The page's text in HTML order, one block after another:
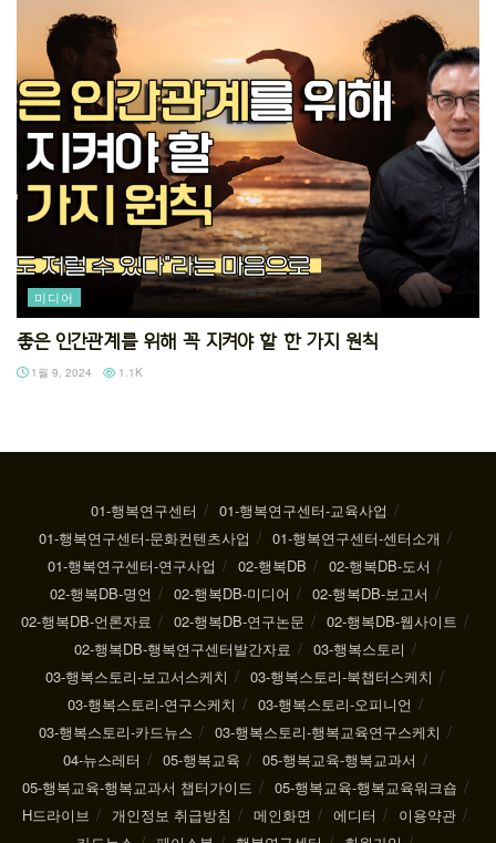
미디어
좋은 인간관계를 위해 꼭 지켜야 할 한 가지 원칙
1월 9, 2024 1.1K
01-행복연구센터
01-행복연구센터-교육사업
01-행복연구센터-문화컨텐츠사업
01-행복연구센터-센터소개
01-행복연구센터-연구사업
02-행복DB
02-행복DB-도서
02-행복DB-명언
02-행복DB-미디어
02-행복DB-보고서
02-행복DB-언론자료
02-행복DB-연구논문
02-행복DB-웹사이트
02-행복DB-행복연구센터발간자료
03-행복스토리
03-행복스토리-보고서스케치
03-행복스토리-북챕터스케치
03-행복스토리-연구스케치
03-행복스토리-오피니언
03-행복스토리-카드뉴스
03-행복스토리-행복교육연구스케치
04-뉴스레터
05-행복교육
05-행복교육-행복교과서
05-행복교육-행복교과서 챕터가이드
05-행복교육-행복교육워크숍
H드라이브
개인정보 취급방침 메인화면 에디터
이용약관